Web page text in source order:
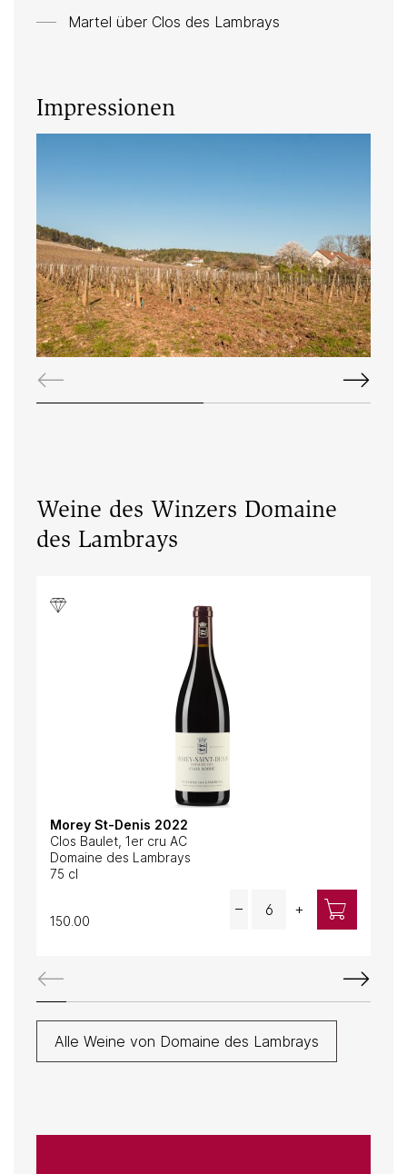
Martel über Clos des Lambrays
Impressionen
Weine des Winzers Domaine
des Lambrays
Morey St-Denis 2022
Clos Baulet, 1er cru AC
Domaine des Lambrays
75 cl
150.00
– +
Alle Weine von Domaine des Lambrays